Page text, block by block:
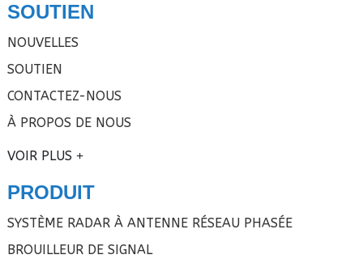
SOUTIEN
NOUVELLES
SOUTIEN
CONTACTEZ-NOUS
À PROPOS DE NOUS
VOIR PLUS
PRODUIT
SYSTÈME RADAR À ANTENNE RÉSEAU PHASÉE
BROUILLEUR DE SIGNAL